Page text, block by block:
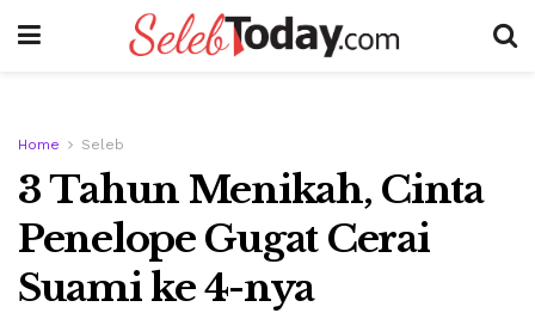
Home Seleb
3 Tahun Menikah, Cinta
Penelope Gugat Cerai
Suami ke 4-nya